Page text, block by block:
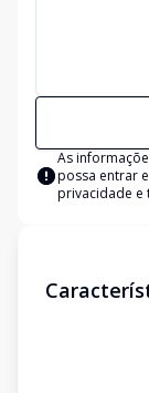
As
possa entrar
privacidade e